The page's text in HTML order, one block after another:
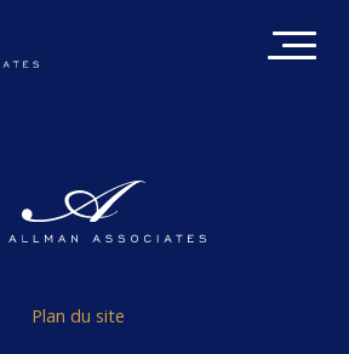
Plan du site